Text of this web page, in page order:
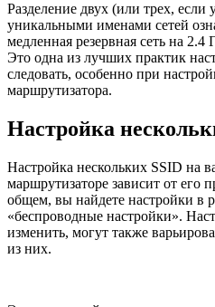
Разделение двух (или трех, если
уникальными именами сетей
медленная резервная сеть на
Это одна из лучших практик
следовать, особенно при
маршрутизатора.
Настройка
Настройка нескольких SSID на
маршрутизаторе зависит от его
общем, вы найдете настройки в
«беспроводные настройки».
изменить, могут также
из них.